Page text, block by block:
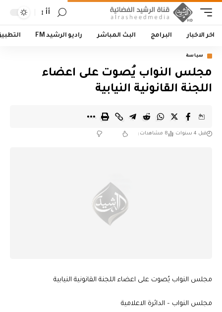
أأ
اخر الاخبار البرامج البث المباشر راديو الرشيد FM
سياسة
مجلس النواب يُصوت على اعضاء
اللجنة القانونية النيابية
قبل 4 سنوات 8 مشاهدات
مجلس النواب يُصوت على اعضاء اللجنة القانونية النيابية
مجلس النواب – الدائرة الاعلامية